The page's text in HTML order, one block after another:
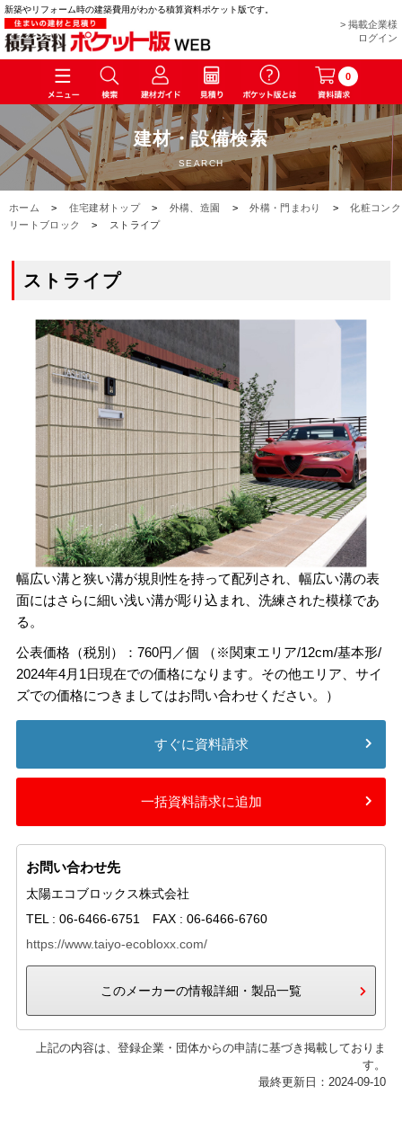
新築やリフォーム時の建築費用がわかる積算資料ポケット版です。
> 掲載企業様
ログイン
0
建材・設備検索
SEARCH
ホーム > 住宅建材トップ > 外構、造園 > 外構・門まわり >
化粧コンク
リートブロック
> ストライプ
ストライプ
幅広い溝と狭い溝が規則性を持って配列され、幅広い溝の表
面にはさらに細い浅い溝が彫り込まれ、洗練された模様であ
る。
公表価格（税別）：760円／個 （※関東エリア/12cm/基本形/
2024年4月1日現在での価格になります。その他エリア、サイ
ズでの価格につきましてはお問い合わせください。）
すぐに資料請求
一括資料請求に追加
お問い合わせ先
太陽エコブロックス株式会社
TEL : 06-6466-6751 FAX : 06-6466-6760
https://www.taiyo-ecobloxx.com/
このメーカーの情報詳細・製品一覧
上記の内容は、登録企業・団体からの申請に基づき掲載しておりま
す。
最終更新日：2024-09-10